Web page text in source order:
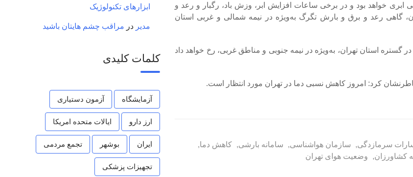
ابری خواهد بود و در برخی ساعات افزایش ابر، وزش باد، رگبار و رعد و
گاهی رعد و برق و بارش تگرگ به‌ویژه در نیمه شمالی و غربی استان
استان تهران، به‌ویژه در نیمه جنوبی و مناطق غربی، رخ خواهد داد
کرد: امروز کاهش نسبی دما در تهران مورد انتظار است.
سرمازدگی, سازمان هواشناسی, سامانه بارشی, کاهش دما,
کشاورزان, وضعیت هوای تهران
ابزارهای تکنولوژیک
مدیر در مراقب چشم هایتان باشید
کلمات کلیدی
آزمایشگاه آزمون دستیاری
ارز دارو ایالات متحده امریکا
ایران بوشهر تجمع مردمی
تجهیزات پزشکی